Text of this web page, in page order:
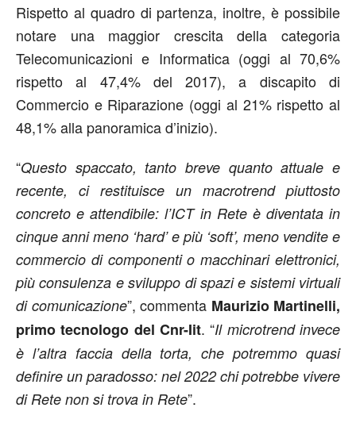
Rispetto al quadro di partenza, inoltre, è possibile
notare una maggior crescita della categoria
Telecomunicazioni e Informatica (oggi al 70,6%
rispetto al 47,4% del 2017), a discapito di
Commercio e Riparazione (oggi al 21% rispetto al
48,1% alla panoramica d’inizio).
“Questo spaccato, tanto breve quanto attuale e
recente, ci restituisce un macrotrend piuttosto
concreto e attendibile: l’ICT in Rete è diventata in
cinque anni meno ‘hard’ e più ‘soft’, meno vendite e
commercio di componenti o macchinari elettronici,
più consulenza e sviluppo di spazi e sistemi virtuali
di comunicazione”, commenta Maurizio Martinelli,
primo tecnologo del Cnr-Iit. “Il microtrend invece
è l’altra faccia della torta, che potremmo quasi
definire un paradosso: nel 2022 chi potrebbe vivere
di Rete non si trova in Rete”.